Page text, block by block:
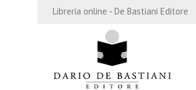
Libreria online - De Bastiani Editore